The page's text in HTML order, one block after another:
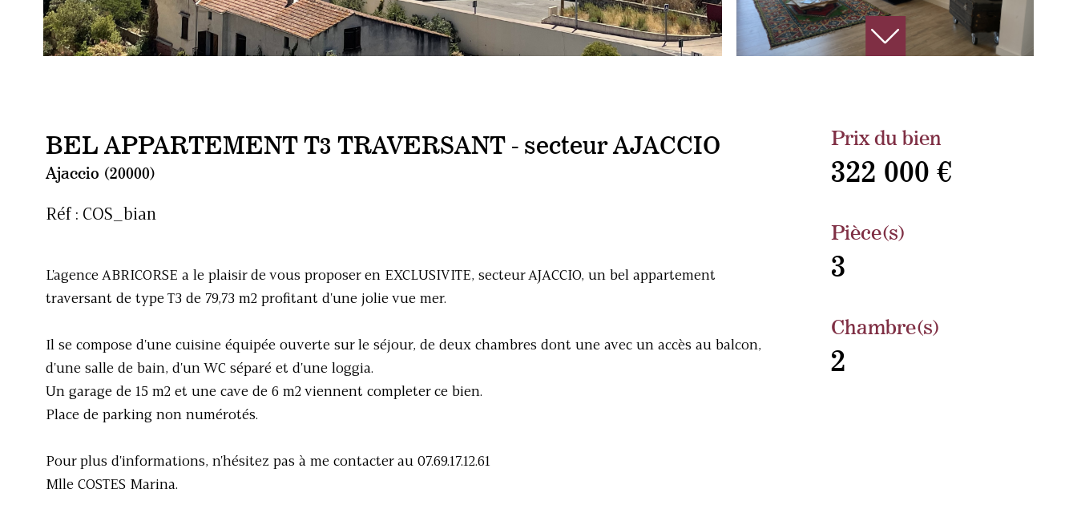
BEL APPARTEMENT T3 TRAVERSANT - secteur AJACCIO
Ajaccio (20000)
Réf : COS_bian
L'agence ABRICORSE a le plaisir de vous proposer en EXCLUSIVITE, secteur AJACCIO, un bel appartement
traversant de type T3 de 79,73 m2 profitant d'une jolie vue mer.
Il se compose d'une cuisine équipée ouverte sur le séjour, de deux chambres dont une avec un accès au balcon,
d'une salle de bain, d'un WC séparé et d'une loggia.
Un garage de 15 m2 et une cave de 6 m2 viennent completer ce bien.
Place de parking non numérotés.
Pour plus d'informations, n'hésitez pas à me contacter au 07.69.17.12.61
Mlle COSTES Marina.
Prix du bien
322 000 €
Pièce(s)
3
Chambre(s)
2